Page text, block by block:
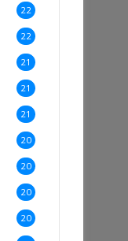
22
22
21
21
21
20
20
20
20